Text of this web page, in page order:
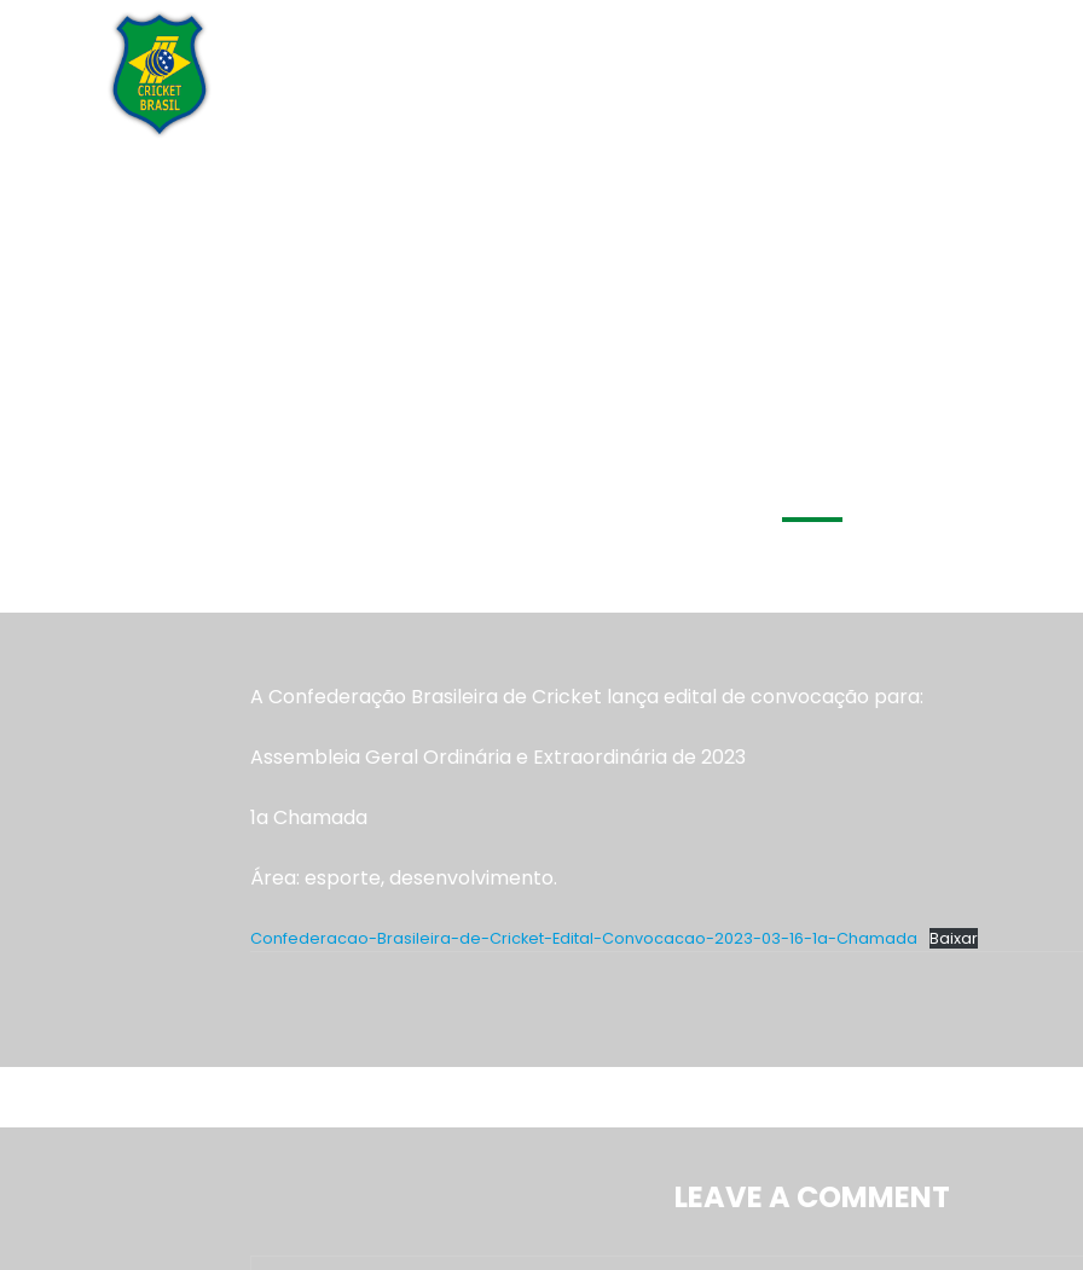
A Confederação Brasileira de Cricket lança edital de convocação para:
Assembleia Geral Ordinária e Extraordinária de 2023
1a Chamada
Área: esporte, desenvolvimento.
Confederacao-Brasileira-de-Cricket-Edital-Convocacao-2023-03-16-1a-Chamada Baixar
LEAVE A COMMENT